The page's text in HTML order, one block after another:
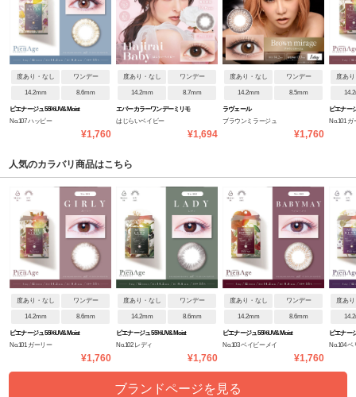
度あり・なし ワンデー
14.2mm 8.6mm
ピエナージュ 55%UV&Moist
No.107 ハッピー
¥1,760
度あり・なし ワンデー
14.2mm 8.7mm
エバーカラーワンデーミリモ
ア
はじらいベイビー
¥1,694
度あり・なし ワンデー
14.2mm 8.5mm
ラヴェール
ブラウンミラージュ
¥1,760
度あ
ピエナー
No.101 ガ
人気のカラバリ商品はこちら
度あり・なし ワンデー
14.2mm 8.6mm
ピエナージュ 55%UV&Moist
No.101 ガーリー
¥1,760
度あり・なし ワンデー
14.2mm 8.6mm
ピエナージュ 55%UV&Moist
No.102 レディ
¥1,760
度あり・なし ワンデー
14.2mm 8.6mm
ピエナージュ 55%UV&Moist
No.103 ベイビーメイ
¥1,760
度あ
ピエナー
No.104 ベ
ブランドページを見る